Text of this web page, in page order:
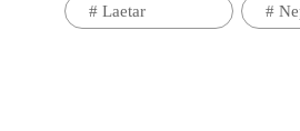
# Laetar #